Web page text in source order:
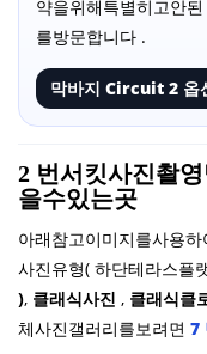
약을위해특별히고안된
를방문합니다 .
막바지 Circuit 2 옵
2 번서킷사진촬
을수있는곳
아래참고이미지를사용
사진유형( 하단테라스플
), 클래식사진 , 클래식클
체사진갤러리를보려면 7